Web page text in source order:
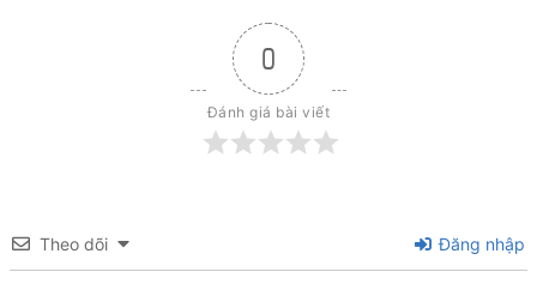
0
Đánh giá bài viết
Theo dõi Đăng nhập